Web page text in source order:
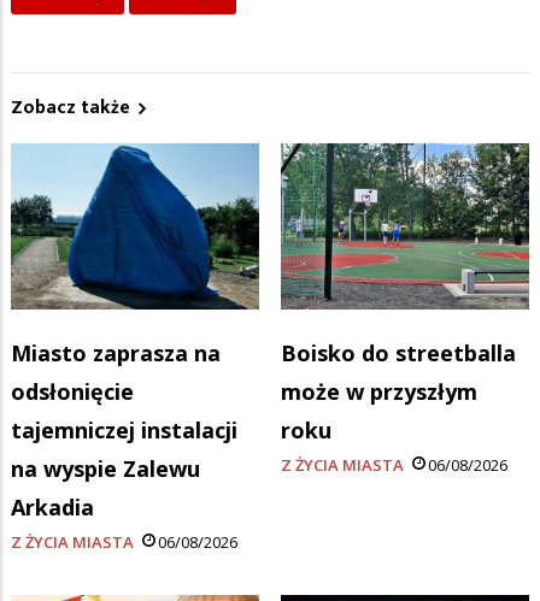
Zobacz także
Miasto zaprasza na
odsłonięcie
tajemniczej instalacji
na wyspie Zalewu
Arkadia
Z ŻYCIA MIASTA 06/08/2026
Boisko do streetballa
może w przyszłym
roku
Z ŻYCIA MIASTA 06/08/2026